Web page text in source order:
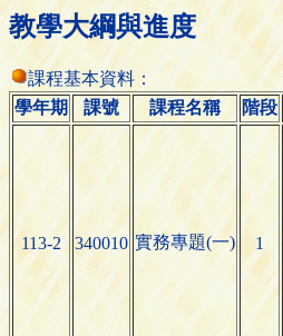
教學大綱與進度
課程基本資料：
學年期
課號 課程名稱 階段
113-2 340010 實務專題(一) 1